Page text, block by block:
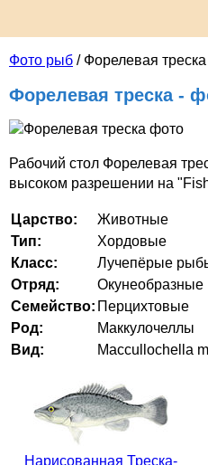
Фото рыб / Форелевая
Форелевая треска -
Рабочий стол Форелевая
высоком разрешении на
Царство:
Животные
Тип:
Хордовые
Класс:
Лучепёрые
Отряд:
Окунеобразные
Семейство: Перцихтовые
Род:
Маккулочеллы
Вид:
Maccullochella
Нарисованная Треска-